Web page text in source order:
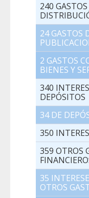
240
24 GASTOS
2 GASTOS
BIENES Y
340
DEPÓSITOS
34 DE
350
359 OTROS
35
OTROS